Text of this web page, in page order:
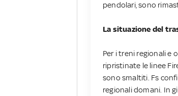
pendolari, sono
La situazione del
Per i treni regionali e
ripristinate le linee
sono smaltiti. Fs
regionali domani. In